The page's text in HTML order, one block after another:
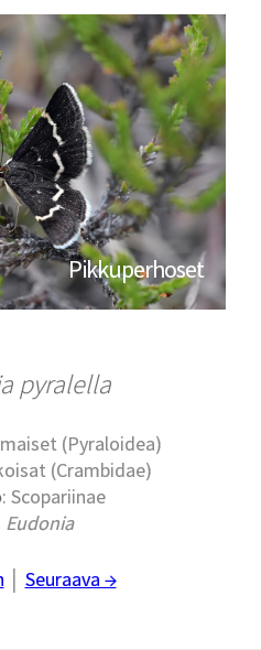
Pikkuperhoset
pyralella
(Pyraloidea)
(Crambidae)
: Scopariinae
Eudonia
Seuraava →